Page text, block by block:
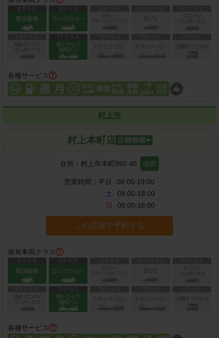
各種サービス
村上市
村上本町店
住所： 村上市本町992-40 地図
営業時間： 平日
08:00-19:00
土
08:00-18:00
日
08:00-18:00
この店舗で予約する
保有車両クラス
各種サービス